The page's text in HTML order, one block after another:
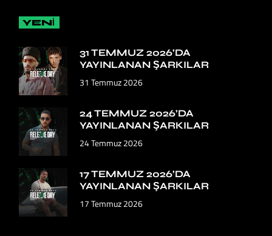
YENİ
31 TEMMUZ 2026’DA
YAYINLANAN ŞARKILAR
31 Temmuz 2026
24 TEMMUZ 2026’DA
YAYINLANAN ŞARKILAR
24 Temmuz 2026
17 TEMMUZ 2026’DA
YAYINLANAN ŞARKILAR
17 Temmuz 2026